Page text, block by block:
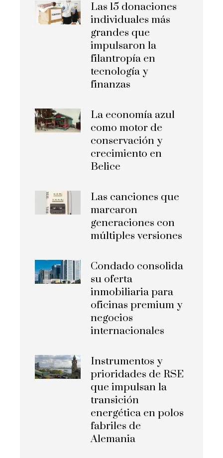
Las 15 donaciones
individuales más
grandes que
impulsaron la
filantropía en
tecnología y
finanzas
La economía azul
como motor de
conservación y
crecimiento en
Belice
Las canciones que
marcaron
generaciones con
múltiples versiones
Condado consolida
su oferta
inmobiliaria para
oficinas premium y
negocios
internacionales
Instrumentos y
prioridades de RSE
que impulsan la
transición
energética en polos
fabriles de
Alemania